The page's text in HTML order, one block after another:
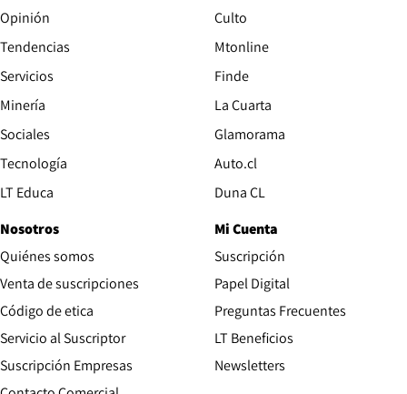
Opinión
Tendencias
Servicios
Minería
Sociales
Tecnología
LT Educa
Culto
Mtonline
Finde
La Cuarta
Glamorama
Auto.cl
Duna CL
Nosotros
Quiénes somos
Venta de suscripciones
Código de etica Opens in new window
Servicio al Suscriptor
Suscripción Empresas
Mi Cuenta
Suscripción
Papel Digital
Preguntas Frecuentes
LT Beneficios
Newsletters